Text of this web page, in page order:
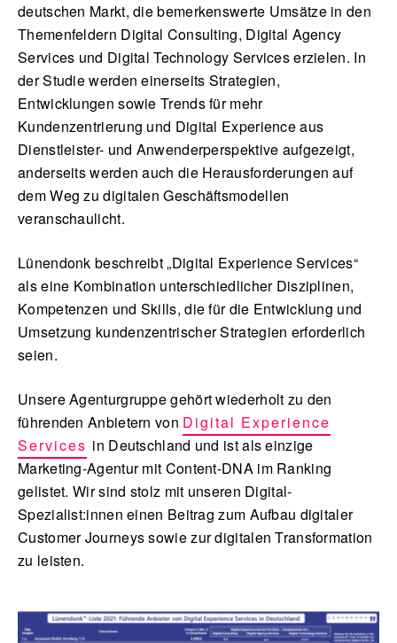
deutschen Markt, die bemerkenswerte Umsätze in den
Themenfeldern Digital Consulting, Digital Agency
Services und Digital Technology Services erzielen. In
der Studie werden einerseits Strategien,
Entwicklungen sowie Trends für mehr
Kundenzentrierung und Digital Experience aus
Dienstleister- und Anwenderperspektive aufgezeigt,
anderseits werden auch die Herausforderungen auf
dem Weg zu digitalen Geschäftsmodellen
veranschaulicht.
Lünendonk beschreibt „Digital Experience Services“
als eine Kombination unterschiedlicher Disziplinen,
Kompetenzen und Skills, die für die Entwicklung und
Umsetzung kundenzentrischer Strategien erforderlich
seien.
Unsere Agenturgruppe gehört wiederholt zu den
führenden Anbietern von Digital Experience
Services in Deutschland und ist als einzige
Marketing-Agentur mit Content-DNA im Ranking
gelistet. Wir sind stolz mit unseren Digital-
Spezialist:innen einen Beitrag zum Aufbau digitaler
Customer Journeys sowie zur digitalen Transformation
zu leisten.